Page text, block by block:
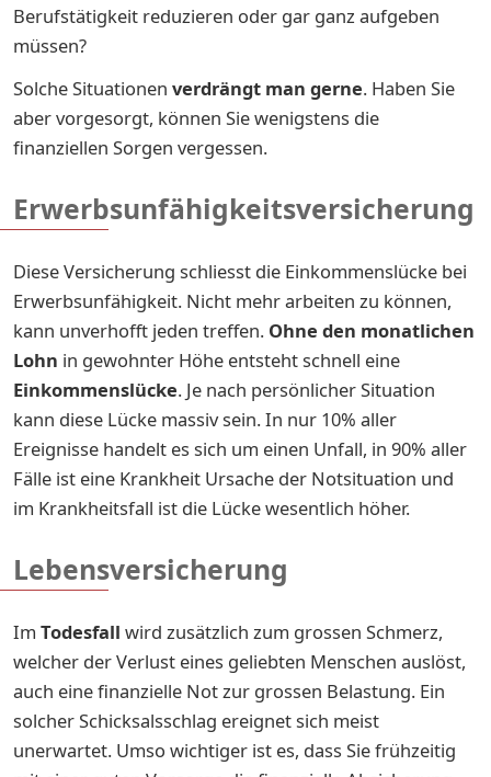
Berufstätigkeit reduzieren oder gar ganz aufgeben
müssen?
Solche Situationen verdrängt man gerne. Haben Sie
aber vorgesorgt, können Sie wenigstens die
finanziellen Sorgen vergessen.
Erwerbsunfähigkeitsversicherung
Diese Versicherung schliesst die Einkommenslücke bei
Erwerbsunfähigkeit. Nicht mehr arbeiten zu können,
kann unverhofft jeden treffen. Ohne den monatlichen
Lohn in gewohnter Höhe entsteht schnell eine
Einkommenslücke. Je nach persönlicher Situation
kann diese Lücke massiv sein. In nur 10% aller
Ereignisse handelt es sich um einen Unfall, in 90% aller
Fälle ist eine Krankheit Ursache der Notsituation und
im Krankheitsfall ist die Lücke wesentlich höher.
Lebensversicherung
Im Todesfall wird zusätzlich zum grossen Schmerz,
welcher der Verlust eines geliebten Menschen auslöst,
auch eine finanzielle Not zur grossen Belastung. Ein
solcher Schicksalsschlag ereignet sich meist
unerwartet. Umso wichtiger ist es, dass Sie frühzeitig